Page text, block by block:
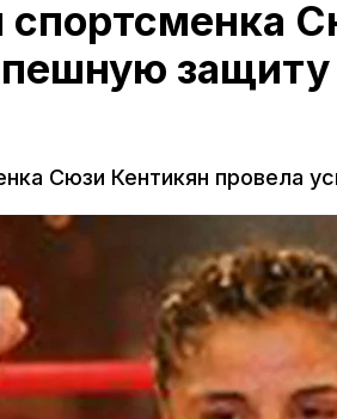
защиту
Сюзи Кентикян провела